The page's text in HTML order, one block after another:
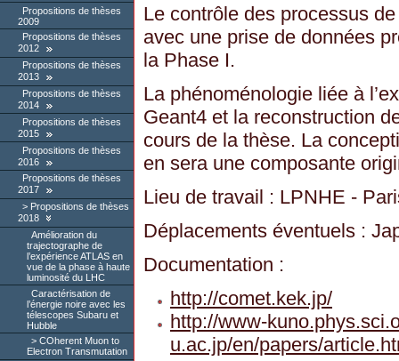
Propositions de thèses
2009
Propositions de thèses
2012
Propositions de thèses
2013
Propositions de thèses
2014
Propositions de thèses
2015
Propositions de thèses
2016
Propositions de thèses
2017
Propositions de thèses
2018
Amélioration du
trajectographe de
l’expérience ATLAS en
vue de la phase à haute
luminosité du LHC
Caractérisation de
l’énergie noire avec les
télescopes Subaru et
Hubble
COherent Muon to
Electron Transmutation
Le contrôle des processus
avec une prise de données
la Phase I.
La phénoménologie liée à
Geant4 et la reconstruction
cours de la thèse. La
en sera une composante
Lieu de travail : LPNHE -
Déplacements éventuels :
Documentation :
http://comet.kek.jp/
http://www-
u.ac.jp/en/papers/